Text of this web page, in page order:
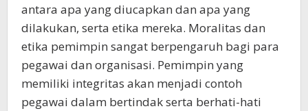
antara apa yang diucapkan dan apa yang
dilakukan, serta etika mereka. Moralitas dan
etika pemimpin sangat berpengaruh bagi para
pegawai dan organisasi. Pemimpin yang
memiliki integritas akan menjadi contoh
pegawai dalam bertindak serta berhati-hati